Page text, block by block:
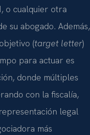
o cualquier otra
su abogado. Además,
(target letter)
para actuar es
donde múltiples
con la fiscalía,
legal
más